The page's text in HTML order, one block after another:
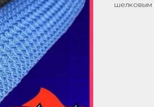
шелковым